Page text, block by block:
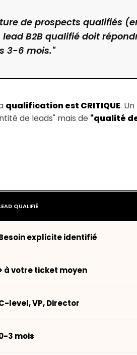
de prospects qualifiés
B2B qualifié doit
3-6 mois."
qualification est CRITIQUE.
de leads" mais de "qualité
QUALIFIÉ
explicite identifié
à votre ticket moyen
level, VP, Director
3 mois